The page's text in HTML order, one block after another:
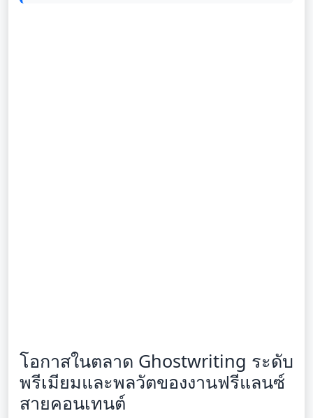
โอกาสในตลาด Ghostwriting ระดับ
พรีเมียมและพลวัตของงานฟรีแลนซ์
สายคอนเทนต์